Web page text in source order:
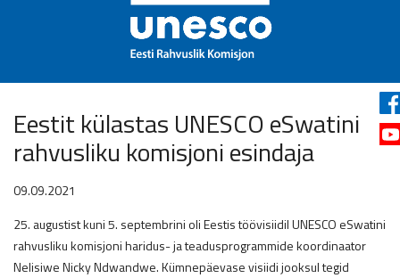
Eestit külastas UNESCO eSwatini
rahvusliku komisjoni esindaja
09.09.2021
25. augustist kuni 5. septembrini oli Eestis töövisiidil UNESCO eSwatini
rahvusliku komisjoni haridus- ja teadusprogrammide koordinaator
Nelisiwe Nicky Ndwandwe. Kümnepäevase visiidi jooksul tegid